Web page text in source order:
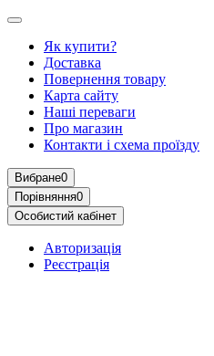
Як купити?
Доставка
Повернення товару
Карта сайту
Наші переваги
Про магазин
Контакти і схема проїзду
Вибране0
Порівняння0
Особистий кабінет
Авторизація
Реєстрація